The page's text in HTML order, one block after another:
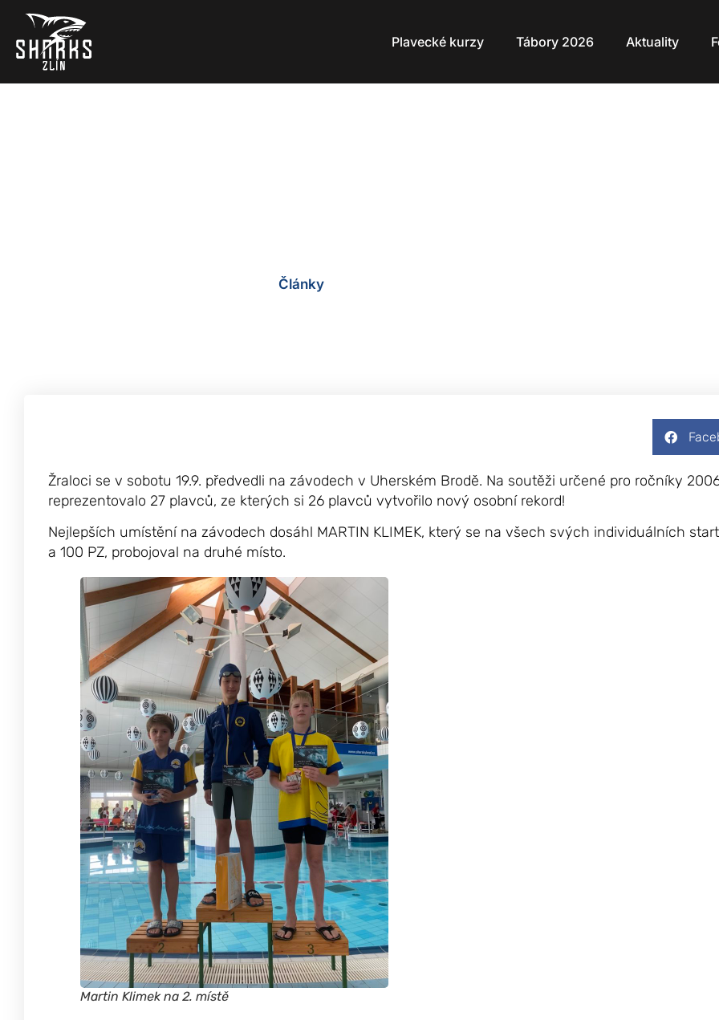
Plavecké kurzy Tábory 2026 Aktuality
Články
Žraloci se v sobotu 19.9. předvedli na závodech v Uherském Brodě. Na soutěži určené pro ročníky
reprezentovalo 27 plavců, ze kterých si 26 plavců vytvořilo nový osobní rekord!
Nejlepších umístění na závodech dosáhl MARTIN KLIMEK, který se na všech svých individuálních
a 100 PZ, probojoval na druhé místo.
Martin Klimek na 2. místě